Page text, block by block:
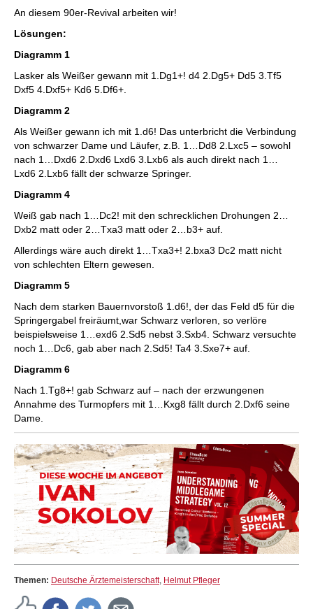
An diesem 90er-Revival arbeiten wir!
Lösungen:
Diagramm 1
Lasker als Weißer gewann mit 1.Dg1+! d4 2.Dg5+ Dd5 3.Tf5
Dxf5 4.Dxf5+ Kd6 5.Df6+.
Diagramm 2
Als Weißer gewann ich mit 1.d6! Das unterbricht die Verbindung
von schwarzer Dame und Läufer, z.B. 1…Dd8 2.Lxc5 – sowohl
nach 1…Dxd6 2.Dxd6 Lxd6 3.Lxb6 als auch direkt nach 1…
Lxd6 2.Lxb6 fällt der schwarze Springer.
Diagramm 4
Weiß gab nach 1…Dc2! mit den schrecklichen Drohungen 2…
Dxb2 matt oder 2…Txa3 matt oder 2…b3+ auf.
Allerdings wäre auch direkt 1…Txa3+! 2.bxa3 Dc2 matt nicht
von schlechten Eltern gewesen.
Diagramm 5
Nach dem starken Bauernvorstoß 1.d6!, der das Feld d5 für die
Springergabel freiräumt,war Schwarz verloren, so verlöre
beispielsweise 1…exd6 2.Sd5 nebst 3.Sxb4. Schwarz versuchte
noch 1…Dc6, gab aber nach 2.Sd5! Ta4 3.Sxe7+ auf.
Diagramm 6
Nach 1.Tg8+! gab Schwarz auf – nach der erzwungenen
Annahme des Turmopfers mit 1…Kxg8 fällt durch 2.Dxf6 seine
Dame.
Themen: Deutsche Ärztemeisterschaft, Helmut Pfleger